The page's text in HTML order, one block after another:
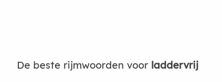
De beste rijmwoorden voor laddervrij